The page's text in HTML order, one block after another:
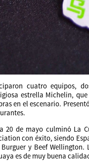
cuatro equipos,
estrella Michelin,
en el escenario.
20 de mayo culminó La
con éxito, siendo
y Beef
es de muy buena